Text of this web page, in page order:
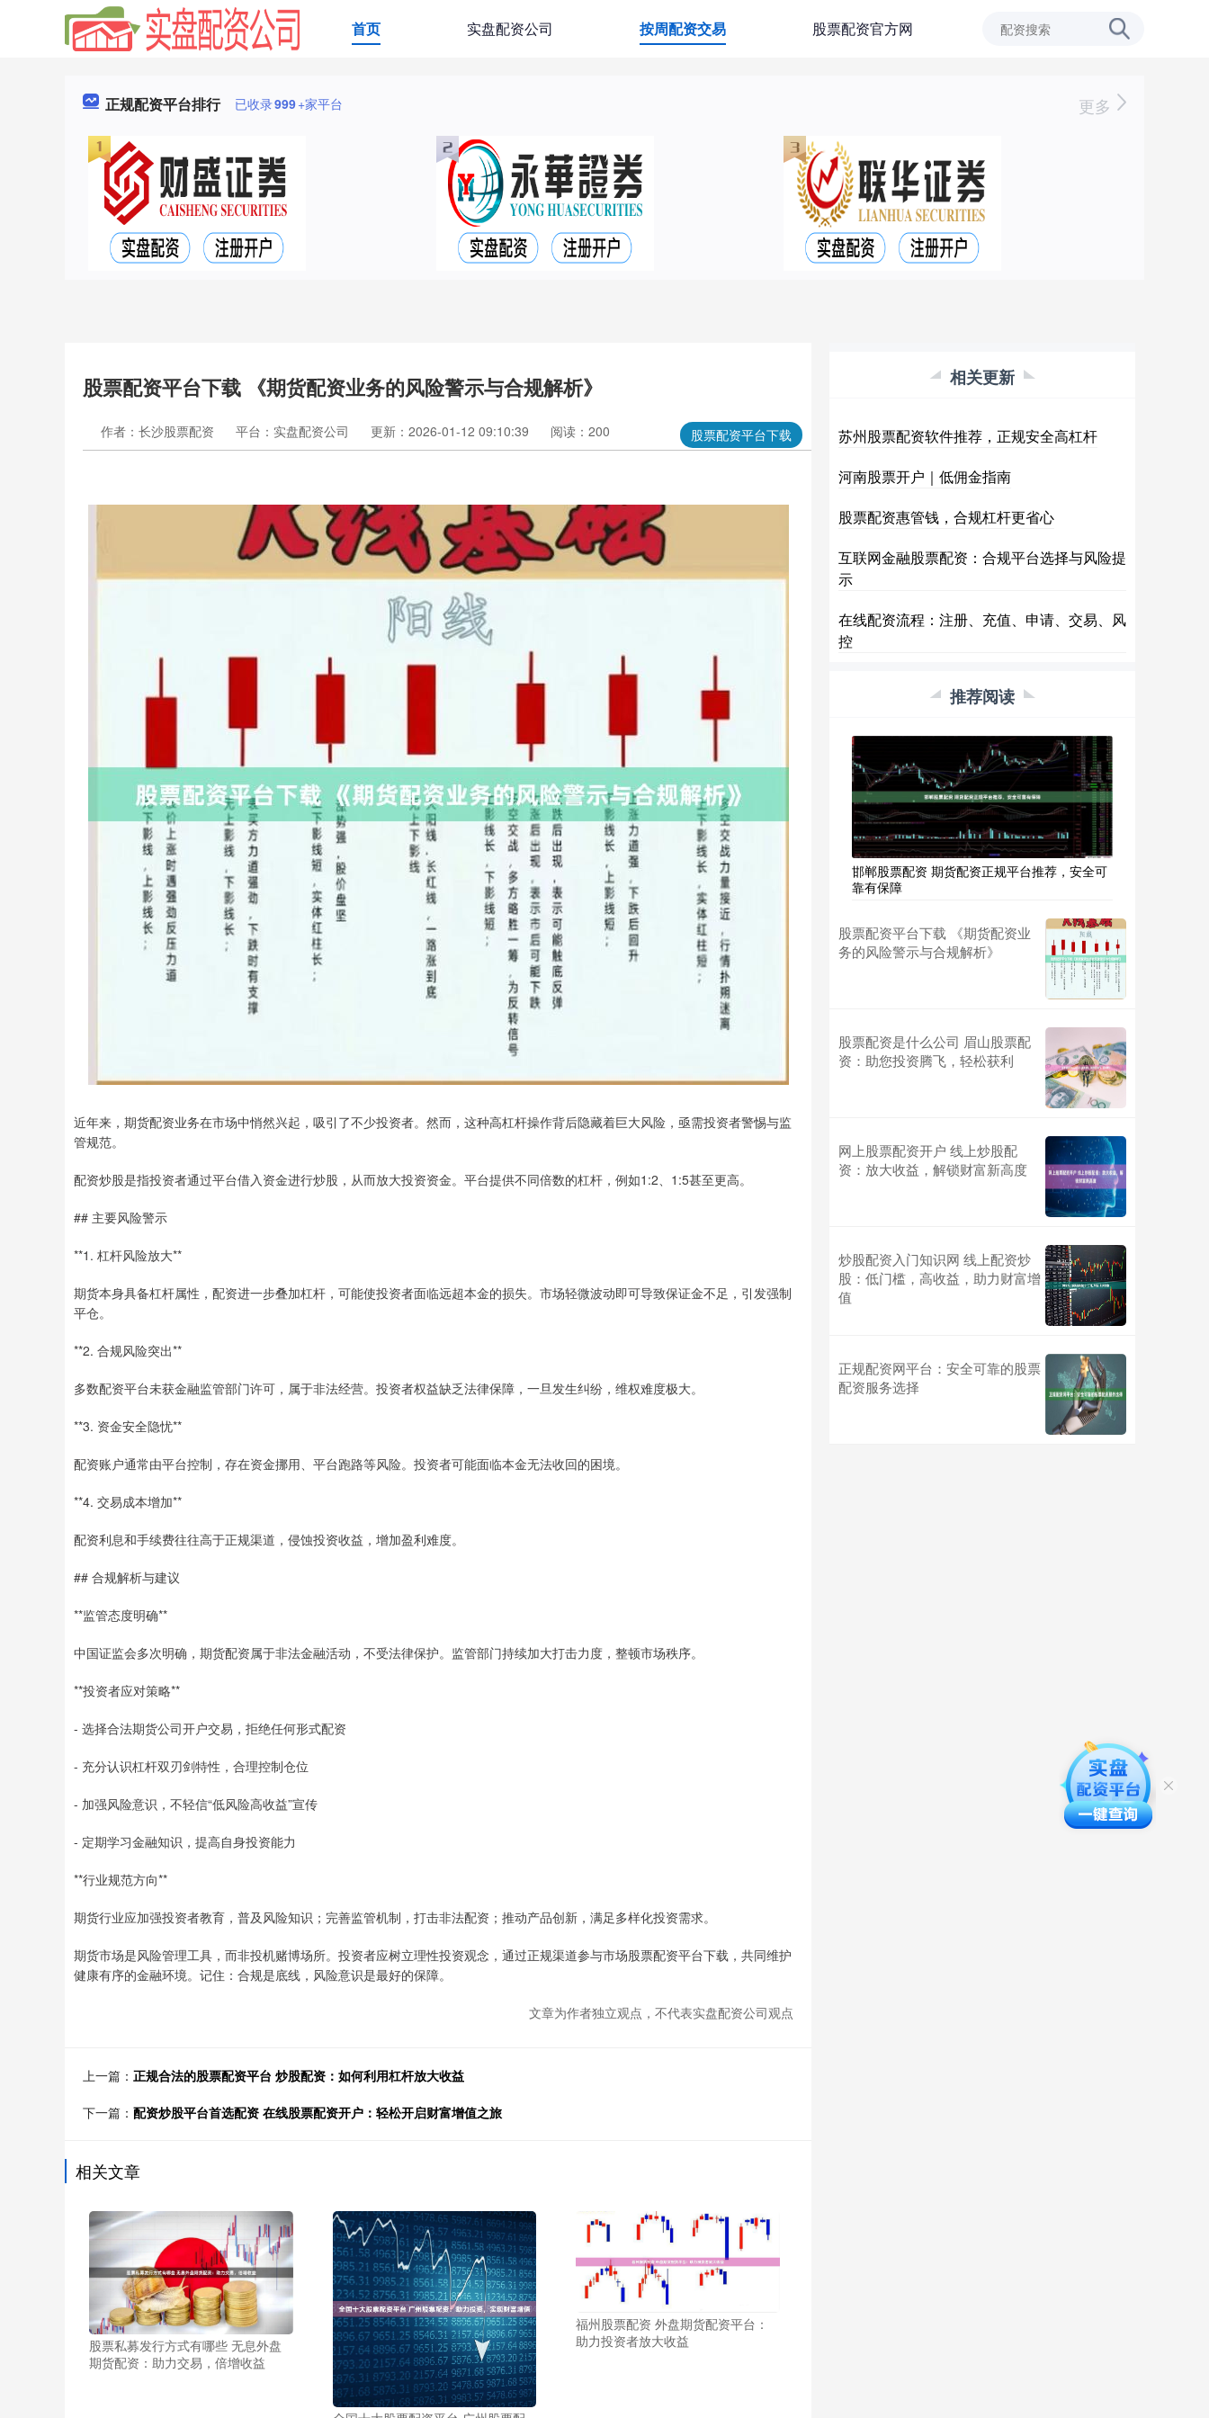
首页 实盘配资公司 按周配资交易 股票配资官方网
正规配资平台排行 已收录999+家平台 更多
股票配资平台下载 《期货配资业务的风险警示与合规解析》
股票配资平台下载
作者：长沙股票配资 平台：实盘配资公司 更新：2026-01-12 09:10:39 阅读：200
近年来，期货配资业务在市场中悄然兴起，吸引了不少投资者。然而，这种高杠杆操作背后隐藏着巨大风险，亟需投资者警惕与监
管规范。
配资炒股是指投资者通过平台借入资金进行炒股，从而放大投资资金。平台提供不同倍数的杠杆，例如1:2、1:5甚至更高。
## 主要风险警示
**1. 杠杆风险放大**
期货本身具备杠杆属性，配资进一步叠加杠杆，可能使投资者面临远超本金的损失。市场轻微波动即可导致保证金不足，引发强制
平仓。
**2. 合规风险突出**
多数配资平台未获金融监管部门许可，属于非法经营。投资者权益缺乏法律保障，一旦发生纠纷，维权难度极大。
**3. 资金安全隐忧**
配资账户通常由平台控制，存在资金挪用、平台跑路等风险。投资者可能面临本金无法收回的困境。
**4. 交易成本增加**
配资利息和手续费往往高于正规渠道，侵蚀投资收益，增加盈利难度。
## 合规解析与建议
**监管态度明确**
中国证监会多次明确，期货配资属于非法金融活动，不受法律保护。监管部门持续加大打击力度，整顿市场秩序。
**投资者应对策略**
- 选择合法期货公司开户交易，拒绝任何形式配资
- 充分认识杠杆双刃剑特性，合理控制仓位
- 加强风险意识，不轻信“低风险高收益”宣传
- 定期学习金融知识，提高自身投资能力
**行业规范方向**
期货行业应加强投资者教育，普及风险知识；完善监管机制，打击非法配资；推动产品创新，满足多样化投资需求。
期货市场是风险管理工具，而非投机赌博场所。投资者应树立理性投资观念，通过正规渠道参与市场股票配资平台下载，共同维护
健康有序的金融环境。记住：合规是底线，风险意识是最好的保障。
文章为作者独立观点，不代表实盘配资公司观点
上一篇： 正规合法的股票配资平台 炒股配资：如何利用杠杆放大收益
下一篇： 配资炒股平台首选配资 在线股票配资开户：轻松开启财富增值之旅
相关文章
股票私募发行方式有哪些 无息外盘
期货配资：助力交易，倍增收益
福州股票配资 外盘期货配资平台：
助力投资者放大收益
相关更新
苏州股票配资软件推荐，正规安全高杠杆
河南股票开户｜低佣金指南
股票配资惠管钱，合规杠杆更省心
互联网金融股票配资：合规平台选择与风险提
示
在线配资流程：注册、充值、申请、交易、风
控
推荐阅读
邯郸股票配资 期货配资正规平台推荐，安全可
靠有保障
股票配资平台下载 《期货配资业
务的风险警示与合规解析》
股票配资是什么公司 眉山股票配
资：助您投资腾飞，轻松获利
网上股票配资开户 线上炒股配
资：放大收益，解锁财富新高度
炒股配资入门知识网 线上配资炒
股：低门槛，高收益，助力财富增
值
正规配资网平台：安全可靠的股票
配资服务选择